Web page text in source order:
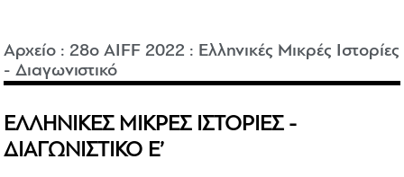
Αρχείο :28o AIFF 2022 : Ελληνικές Μικρές Ιστορίες
- Διαγωνιστικό
ΕΛΛΗΝΙΚΕΣ ΜΙΚΡΕΣ ΙΣΤΟΡΙΕΣ -
ΔΙΑΓΩΝΙΣΤΙΚΟ Ε’